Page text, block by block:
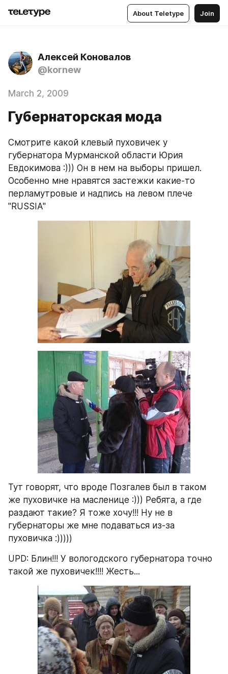
About Teletype Join
Алексей Коновалов
@kornew
March 2, 2009
Губернаторская мода
Смотрите какой клевый пуховичек у
губернатора Мурманской области Юрия
Евдокимова :))) Он в нем на выборы пришел.
Особенно мне нравятся застежки какие-то
перламутровые и надпись на левом плече
"RUSSIA"
Тут говорят, что вроде Позгалев был в таком
же пуховичке на масленице :))) Ребята, а где
раздают такие? Я тоже хочу!!! Ну не в
губернаторы же мне подаваться из-за
пуховичка :)))))
UPD: Блин!!! У вологодского губернатора точно
такой же пуховичек!!!! Жесть...